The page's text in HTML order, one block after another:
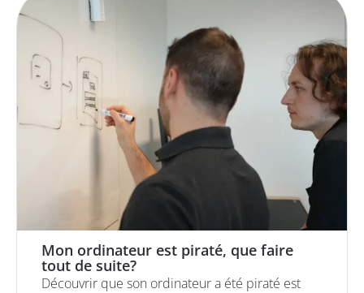
Mon ordinateur est piraté, que faire
tout de suite?
Découvrir que son ordinateur a été piraté est